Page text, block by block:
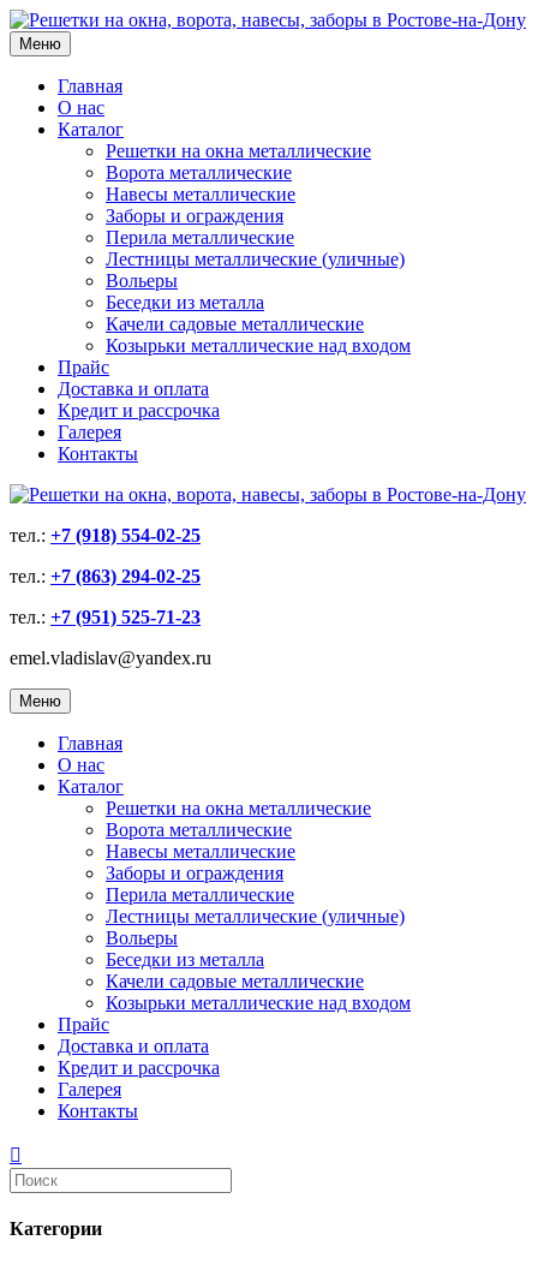
Меню
Главная
О нас
Каталог
Решетки на окна металлические
Ворота металлические
Навесы металлические
Заборы и ограждения
Перила металлические
Лестницы металлические (уличные)
Вольеры
Беседки из металла
Качели садовые металлические
Козырьки металлические над входом
Прайс
Доставка и оплата
Кредит и рассрочка
Галерея
Контакты
тел.: +7 (918) 554-02-25
тел.: +7 (863) 294-02-25
тел.: +7 (951) 525-71-23
emel.vladislav@yandex.ru
Меню
Главная
О нас
Каталог
Решетки на окна металлические
Ворота металлические
Навесы металлические
Заборы и ограждения
Перила металлические
Лестницы металлические (уличные)
Вольеры
Беседки из металла
Качели садовые металлические
Козырьки металлические над входом
Прайс
Доставка и оплата
Кредит и рассрочка
Галерея
Контакты
Категории